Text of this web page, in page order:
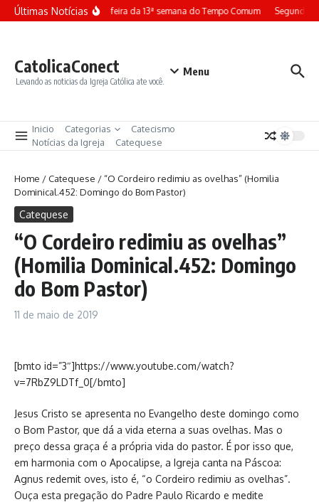
Ir para o conteúdo
Últimas NotíciasTerça-feira da 13ª semana do Tempo Comum Segunda-
CatolicaConect
Levando as noticias da Igreja Católica ate você.
Menu
Inicio Categorias
Catecismo
Notícias da Igreja
Catequese
Home /Catequese / “O Cordeiro redimiu as ovelhas” (Homilia
Dominical.452: Domingo do Bom Pastor)
Catequese
“O Cordeiro redimiu as ovelhas”
(Homilia Dominical.452: Domingo
do Bom Pastor)
11 de maio de 2019
[bmto id=”3″]https://www.youtube.com/watch?
v=7RbZ9LDTf_0[/bmto]
Jesus Cristo se apresenta no Evangelho deste domingo como
o Bom Pastor, que dá a vida eterna a suas ovelhas. Mas o
preço dessa graça é a própria vida do pastor. É por isso que,
em harmonia com o Apocalipse, a Igreja canta na Páscoa:
Agnus redemit oves, isto é, “o Cordeiro redimiu as ovelhas”.
Ouça esta pregação do Padre Paulo Ricardo e medite